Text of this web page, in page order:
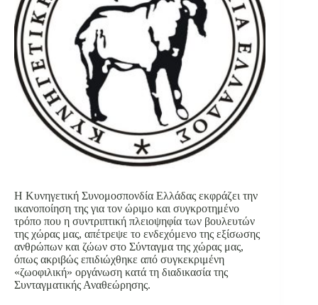
Η Κυνηγετική Συνομοσπονδία Ελλάδας εκφράζει την
ικανοποίηση της για τον ώριμο και συγκροτημένο
τρόπο που η συντριπτική πλειοψηφία των βουλευτών
της χώρας μας, απέτρεψε το ενδεχόμενο της εξίσωσης
ανθρώπων και ζώων στο Σύνταγμα της χώρας μας,
όπως ακριβώς επιδιώχθηκε από συγκεκριμένη
«ζωοφιλική» οργάνωση κατά τη διαδικασία της
Συνταγματικής Αναθεώρησης.